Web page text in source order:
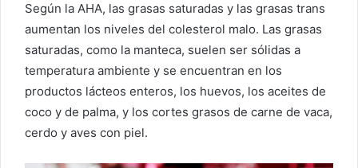
Según la AHA, las grasas saturadas y las grasas trans
aumentan los niveles del colesterol malo. Las grasas
saturadas, como la manteca, suelen ser sólidas a
temperatura ambiente y se encuentran en los
productos lácteos enteros, los huevos, los aceites de
coco y de palma, y los cortes grasos de carne de vaca,
cerdo y aves con piel.